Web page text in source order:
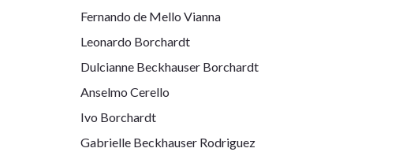
Fernando de Mello Vianna
Leonardo Borchardt
Dulcianne Beckhauser Borchardt
Anselmo Cerello
Ivo Borchardt
Gabrielle Beckhauser Rodriguez